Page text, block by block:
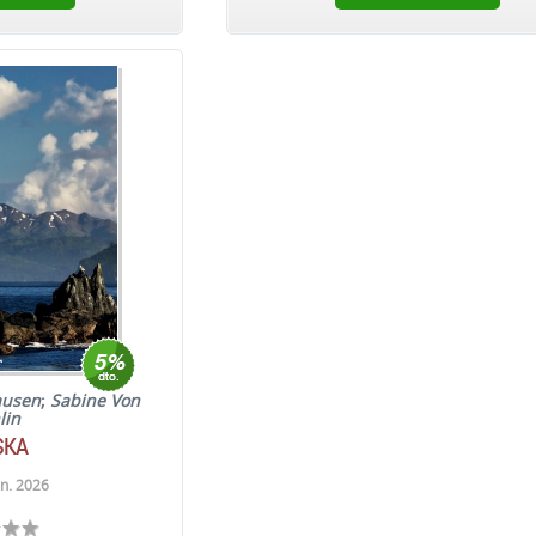
; Sabine Von
2026